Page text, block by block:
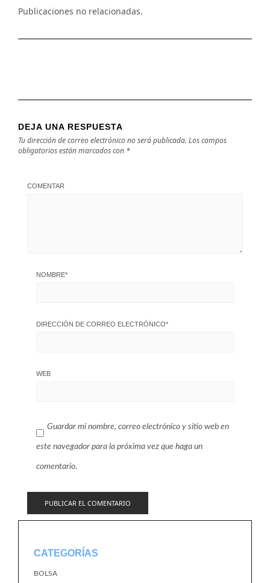
Publicaciones no relacionadas.
DEJA UNA RESPUESTA
Tu dirección de correo electrónico no será publicada. Los campos
obligatorios están marcados con *
COMENTAR
NOMBRE*
DIRECCIÓN DE CORREO ELECTRÓNICO*
WEB
Guardar mi nombre, correo electrónico y sitio web en
este navegador para la próxima vez que haga un
comentario.
CATEGORÍAS
BOLSA